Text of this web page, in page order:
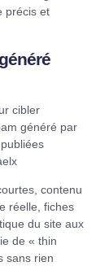
précis et
cibler
généré par
contenu
réelle, fiches
du site aux
de « thin
sans rien